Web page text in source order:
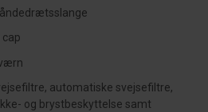
automatiske svejsefiltre,
og brystbeskyttelse samt